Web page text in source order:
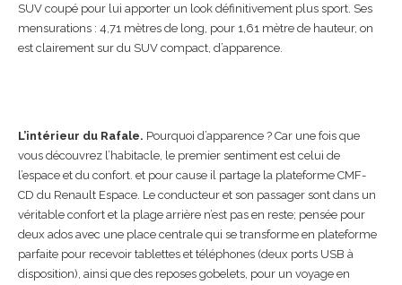
SUV coupé pour lui apporter un look définitivement plus sport. Ses
mensurations : 4,71 mètres de long, pour 1,61 mètre de hauteur, on
est clairement sur du SUV compact, d’apparence.
L’intérieur du Rafale. Pourquoi d’apparence ? Car une fois que
vous découvrez l’habitacle, le premier sentiment est celui de
l’espace et du confort. et pour cause il partage la plateforme CMF-
CD du Renault Espace. Le conducteur et son passager sont dans un
véritable confort et la plage arrière n’est pas en reste; pensée pour
deux ados avec une place centrale qui se transforme en plateforme
parfaite pour recevoir tablettes et téléphones (deux ports USB à
disposition), ainsi que des reposes gobelets, pour un voyage en